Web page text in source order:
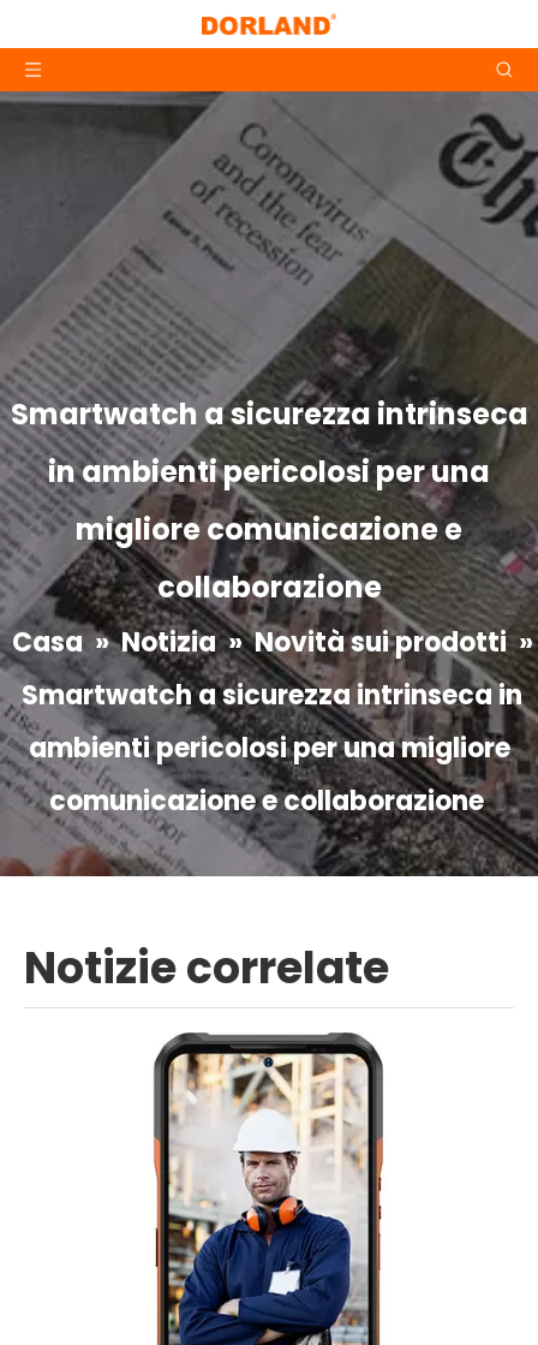
Smartwatch a sicurezza intrinseca
in ambienti pericolosi per una
migliore comunicazione e
collaborazione
Casa »Notizia »Novità sui prodotti »
Smartwatch a sicurezza intrinseca in
ambienti pericolosi per una migliore
comunicazione e collaborazione
Notizie correlate